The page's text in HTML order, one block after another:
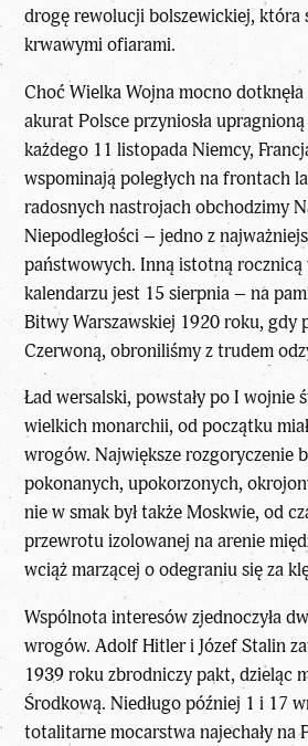
drogę rewolucji bolszewickiej, która
krwawymi ofiarami.
Choć Wielka Wojna mocno
akurat Polsce przyniosła
każdego 11 listopada Niemcy,
wspominają poległych na frontach
radosnych nastrojach obchodzimy
Niepodległości – jedno z
państwowych. Inną istotną rocznicą
kalendarzu jest 15 sierpnia – na
Bitwy Warszawskiej 1920 roku, gdy
Czerwoną, obroniliśmy z trudem
Ład wersalski, powstały po I wojnie
wielkich monarchii, od początku
wrogów. Największe rozgoryczenie
pokonanych, upokorzonych,
nie w smak był także Moskwie, od
przewrotu izolowanej na arenie
wciąż marzącej o odegraniu się za
Wspólnota interesów zjednoczyła
wrogów. Adolf Hitler i Józef Stalin
1939 roku zbrodniczy pakt, dzieląc
Środkową. Niedługo później 1 i 17
totalitarne mocarstwa najechały na